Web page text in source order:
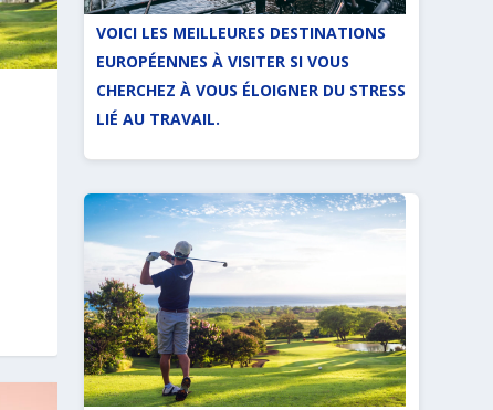
VOICI LES MEILLEURES DESTINATIONS
EUROPÉENNES À VISITER SI VOUS
CHERCHEZ À VOUS ÉLOIGNER DU STRESS
LIÉ AU TRAVAIL.